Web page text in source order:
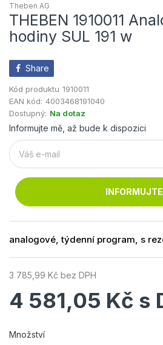
Theben AG
THEBEN 1910011
hodiny SUL 191 w
Share
Kód produktu 1910011
EAN kód: 4003468191040
Dostupný: Na dotaz
Informujte mě, až bude k dispozici
analogové, týdenní program, s
3 785,99 Kč bez DPH
4 581,05 Kč s
Množství